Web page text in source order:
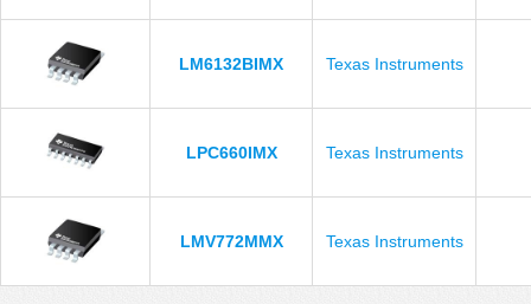
LM6132BIMX Texas Instruments
LPC660IMX Texas Instruments
LMV772MMX Texas Instruments